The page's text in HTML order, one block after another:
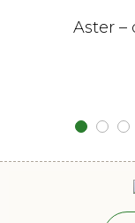
Aster –